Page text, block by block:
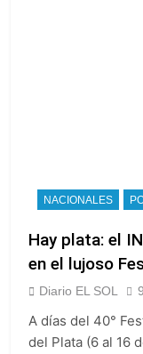
NACIONALES
Hay plata: el
en el lujoso
Diario EL SOL
A días del 40°
del Plata (6 al 16